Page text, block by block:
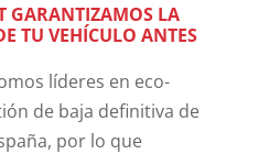
GARANTIZAMOS LA
TU VEHÍCULO ANTES
líderes en eco-
de baja definitiva de
por lo que